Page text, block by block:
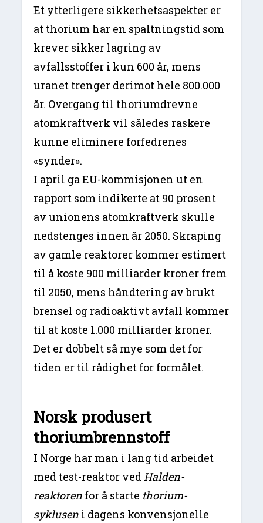
Et ytterligere sikkerhetsaspekter er
at thorium har en spaltningstid som
krever sikker lagring av
avfallsstoffer i kun 600 år, mens
uranet trenger derimot hele 800.000
år. Overgang til thoriumdrevne
atomkraftverk vil således raskere
kunne eliminere forfedrenes
«synder».
I april ga EU-kommisjonen ut en
rapport som indikerte at 90 prosent
av unionens atomkraftverk skulle
nedstenges innen år 2050. Skraping
av gamle reaktorer kommer estimert
til å koste 900 milliarder kroner frem
til 2050, mens håndtering av brukt
brensel og radioaktivt avfall kommer
til at koste 1.000 milliarder kroner.
Det er dobbelt så mye som det for
tiden er til rådighet for formålet.
Norsk produsert
thoriumbrennstoff
I Norge har man i lang tid arbeidet
med test-reaktor vedHalden-
reaktoren for å starte thorium-
syklusen i dagens konvensjonelle